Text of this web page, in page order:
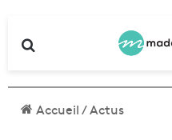
Accueil/Actus